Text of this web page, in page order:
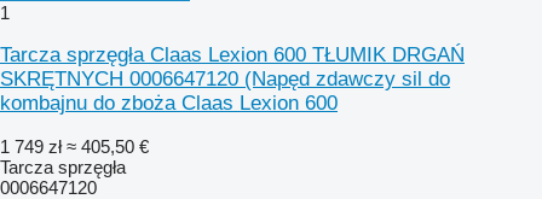
1
Tarcza sprzęgła Claas Lexion 600 TŁUMIK DRGAŃ
SKRĘTNYCH 0006647120 (Napęd zdawczy sil do
kombajnu do zboża Claas Lexion 600
1 749 zł ≈ 405,50 €
Tarcza sprzęgła
0006647120